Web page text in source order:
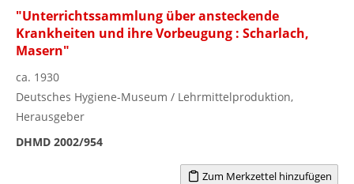
"Unterrichtssammlung über ansteckende
Krankheiten und ihre Vorbeugung : Scharlach,
Masern"
ca. 1930
Deutsches Hygiene-Museum / Lehrmittelproduktion,
Herausgeber
DHMD 2002/954
Zum Merkzettel hinzufügen